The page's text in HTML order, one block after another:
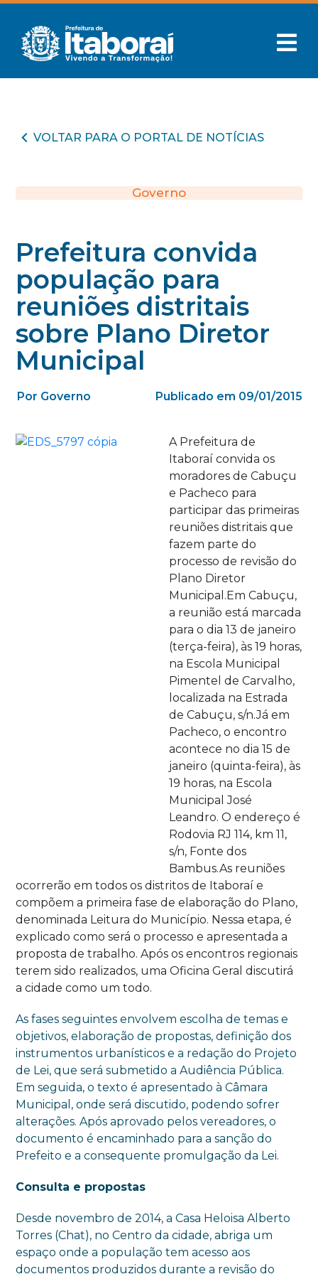
VOLTAR PARA O PORTAL DE NOTÍCIAS
Governo
Prefeitura convida
população para
reuniões distritais
sobre Plano Diretor
Municipal
Por Governo Publicado em 09/01/2015
A Prefeitura de
Itaboraí convida os
moradores de Cabuçu
e Pacheco para
participar das primeiras
reuniões distritais que
fazem parte do
processo de revisão do
Plano Diretor
Municipal.Em Cabuçu,
a reunião está marcada
para o dia 13 de janeiro
(terça-feira), às 19 horas,
na Escola Municipal
Pimentel de Carvalho,
localizada na Estrada
de Cabuçu, s/n.Já em
Pacheco, o encontro
acontece no dia 15 de
janeiro (quinta-feira), às
19 horas, na Escola
Municipal José
Leandro. O endereço é
Rodovia RJ 114, km 11,
s/n, Fonte dos
Bambus.As reuniões
ocorrerão em todos os distritos de Itaboraí e
compõem a primeira fase de elaboração do Plano,
denominada Leitura do Município. Nessa etapa, é
explicado como será o processo e apresentada a
proposta de trabalho. Após os encontros regionais
terem sido realizados, uma Oficina Geral discutirá
a cidade como um todo.
As fases seguintes envolvem escolha de temas e
objetivos, elaboração de propostas, definição dos
instrumentos urbanísticos e a redação do Projeto
de Lei, que será submetido a Audiência Pública.
Em seguida, o texto é apresentado à Câmara
Municipal, onde será discutido, podendo sofrer
alterações. Após aprovado pelos vereadores, o
documento é encaminhado para a sanção do
Prefeito e a consequente promulgação da Lei.
Consulta e propostas
Desde novembro de 2014, a Casa Heloisa Alberto
Torres (Chat), no Centro da cidade, abriga um
espaço onde a população tem acesso aos
documentos produzidos durante a revisão do